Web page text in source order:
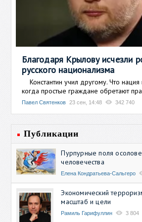
Благодаря Крылову исчезли
русского национализма
Константин учил другому. Что нация
когда простые граждане обретают
Павел Святенков 23 сен, 14:48 342 740
Публикации
Пурпурные поля
человечества
Елена Кондратьева-Сальгеро
Экономический
масштаб и цели
Рамиль Гарифуллин 3 804